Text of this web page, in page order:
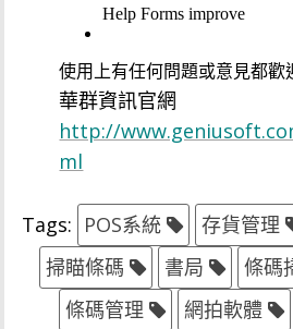
使用上有任何問題或意見都歡
華群資訊官網
http://
ml
Tags: POS系統 存貨管理
掃瞄條碼
書局 條碼
條碼管理
網拍軟體